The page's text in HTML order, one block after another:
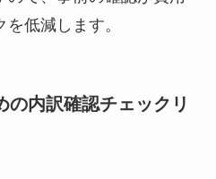
低減します。
の内訳確認チェックリ